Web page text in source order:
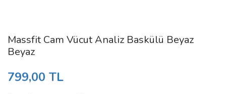
Massfit Cam Vücut Analiz Baskülü Beyaz
Beyaz
799,00 TL